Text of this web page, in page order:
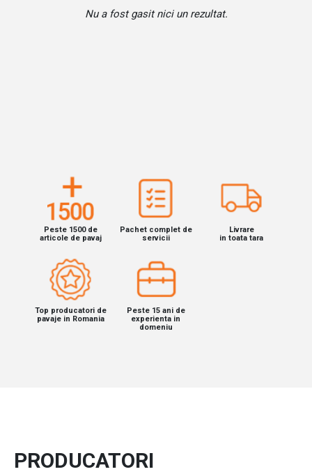
Nu a fost gasit nici un rezultat.
Peste 1500 de
articole de pavaj
Pachet complet de
servicii
Livrare
in toata tara
Top producatori de
pavaje in Romania
Peste 15 ani de
experienta in
domeniu
PRODUCATORI